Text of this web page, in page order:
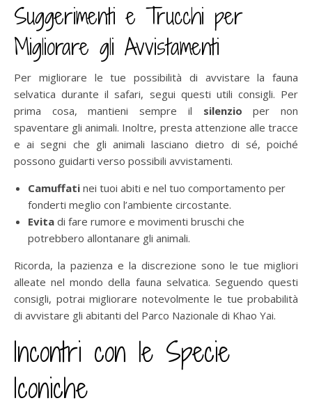
Suggerimenti e Trucchi per
Migliorare gli Avvistamenti
Per migliorare le tue possibilità di avvistare la fauna
selvatica durante il safari, segui questi utili consigli. Per
prima cosa, mantieni sempre il silenzio per non
spaventare gli animali. Inoltre, presta attenzione alle tracce
e ai segni che gli animali lasciano dietro di sé, poiché
possono guidarti verso possibili avvistamenti.
Camuffati nei tuoi abiti e nel tuo comportamento per
fonderti meglio con l’ambiente circostante.
Evita di fare rumore e movimenti bruschi che
potrebbero allontanare gli animali.
Ricorda, la pazienza e la discrezione sono le tue migliori
alleate nel mondo della fauna selvatica. Seguendo questi
consigli, potrai migliorare notevolmente le tue probabilità
di avvistare gli abitanti del Parco Nazionale di Khao Yai.
Incontri con le Specie
Iconiche